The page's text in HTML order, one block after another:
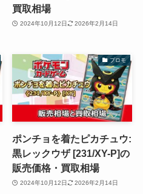
買取相場
2024年10月12日 2026年2月14日
プロモ
ポンチョを着たピカチュウ:
黒レックウザ [231/XY-P]の
販売価格・買取相場
2024年10月12日 2026年2月14日